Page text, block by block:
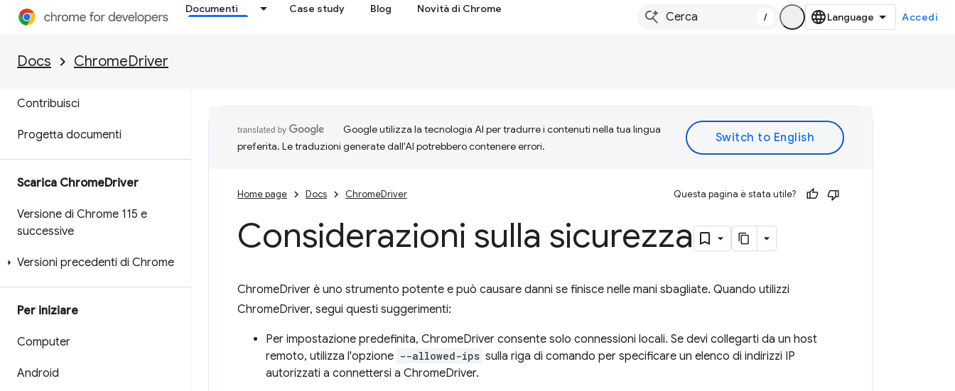
Documenti Case study Blog Novità di Chrome
/ Accedi
Docs ChromeDriver
Panoramica
Estensioni di Chrome
Contribuisci
Progetta documenti
Scarica ChromeDriver
Versione di Chrome 115 e
successive
Versioni precedenti di Chrome
Per iniziare
Computer
Android
Google utilizza la tecnologia AI per tradurre i contenuti nella tua lingua
preferita. Le traduzioni generate dall'AI potrebbero contenere errori.
Home page Docs ChromeDriver Questa pagina è stata utile?
Considerazioni sulla sicurezza
ChromeDriver è uno strumento potente e può causare danni se finisce nelle mani sbagliate. Quando utilizzi
ChromeDriver, segui questi suggerimenti:
Per impostazione predefinita, ChromeDriver consente solo connessioni locali. Se devi collegarti da un host
remoto, utilizza l'opzione --allowed-ips sulla riga di comando per specificare un elenco di indirizzi IP
autorizzati a connettersi a ChromeDriver.